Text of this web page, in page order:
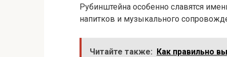
Рубинштейна особенно славятся
напитков и музыкального
Читайте также: Как правильно